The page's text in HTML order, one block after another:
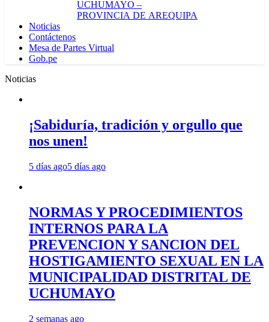
UCHUMAYO –
PROVINCIA DE AREQUIPA
Noticias
Contáctenos
Mesa de Partes Virtual
Gob.pe
Noticias
¡Sabiduría, tradición y orgullo que
nos unen!
5 días ago5 días ago
NORMAS Y PROCEDIMIENTOS
INTERNOS PARA LA
PREVENCION Y SANCION DEL
HOSTIGAMIENTO SEXUAL EN LA
MUNICIPALIDAD DISTRITAL DE
UCHUMAYO
2 semanas ago